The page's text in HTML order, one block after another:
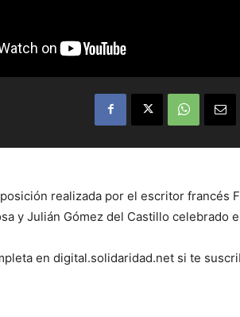
realizada por el escritor francés
y Julián Gómez del Castillo celebrado
en digital.solidaridad.net si te